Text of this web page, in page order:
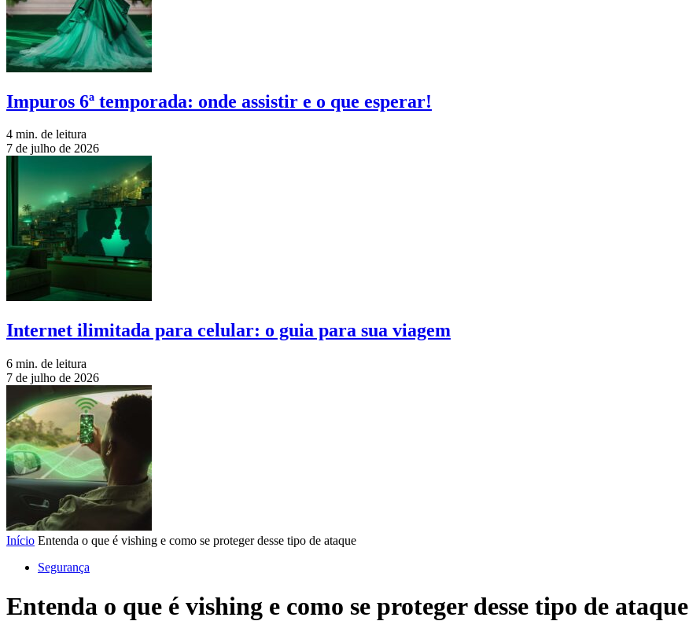
Impuros 6ª temporada: onde assistir e o que esperar!
4 min. de leitura
7 de julho de 2026
Internet ilimitada para celular: o guia para sua viagem
6 min. de leitura
7 de julho de 2026
Início Entenda o que é vishing e como se proteger desse tipo de ataque
Segurança
Entenda o que é vishing e como se proteger desse tipo de ataque